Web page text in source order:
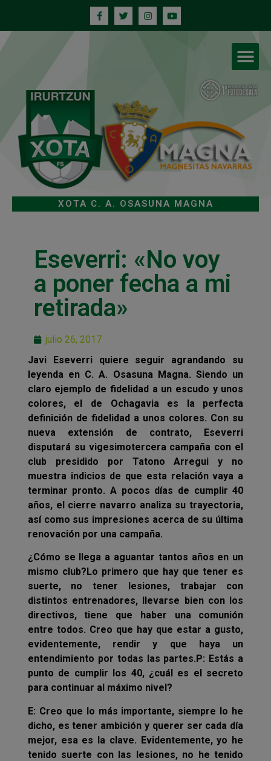
XOTA C. A. OSASUNA MAGNA
Eseverri: «No voy
a poner fecha a mi
retirada»
julio 26, 2017
Javi Eseverri quiere seguir agrandando su
leyenda en C. A. Osasuna Magna. Siendo un
claro ejemplo de fidelidad a un escudo y unos
colores, el de Ochagavia es la perfecta
definición de fidelidad a unos colores. Con su
nueva extensión de contrato, Eseverri
disputará su vigesimotercera campaña con el
club presidido por Tatono Arregui y no
muestra indicios de que esta relación vaya a
terminar pronto. A pocos días de cumplir 40
años, el cierre navarro analiza su trayectoria,
así como sus impresiones acerca de su última
renovación por una campaña.
¿Cómo se llega a aguantar tantos años en un
mismo club?Lo primero que hay que tener es
suerte, no tener lesiones, trabajar con
distintos entrenadores, llevarse bien con los
directivos, tiene que haber una comunión
entre todos. Creo que hay que estar a gusto,
evidentemente, rendir y que haya un
entendimiento por todas las partes.P: Estás a
punto de cumplir los 40, ¿cuál es el secreto
para continuar al máximo nivel?
E: Creo que lo más importante, siempre lo he
dicho, es tener ambición y querer ser cada día
mejor, esa es la clave. Evidentemente, yo he
tenido suerte con las lesiones, no he tenido